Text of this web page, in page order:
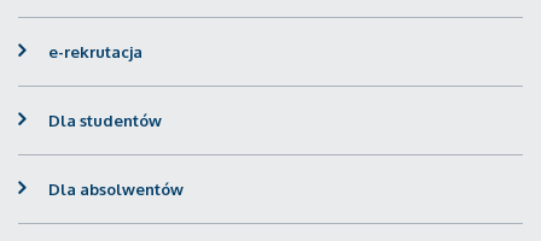
e-rekrutacja
Dla studentów
Dla absolwentów